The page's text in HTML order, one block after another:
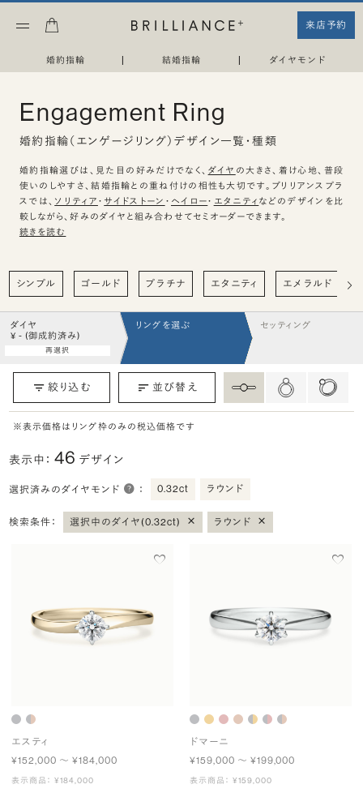
来店予約
婚約指輪 | 結婚指輪 | ダイヤモンド
Engagement Ring
婚約指輪（エンゲージリング）デザイン一覧・種類
婚約指輪選びは、見た目の好みだけでなく、 ダイヤ の大きさ、着け心地、普段
使いのしやすさ、結婚指輪との重ね付けの相性も大切です。ブリリアンスプラ
スでは、 ソリティア ・ サイドストーン ・ ヘイロー・ エタニティ などのデザインを比
較しながら、好みのダイヤと組み合わせてセミオーダーできます。
続きを読む
シンプル ゴールド プラチナ エタニティ エメラルド
ダイヤ
¥ - (御成約済み)
再選択
リングを選ぶ セッティング
絞り込む 並び替え
※表示価格はリング枠のみの税込価格です
表示中：46 デザイン
選択済みのダイヤモンド ： 0.32ct ラウンド
検索条件： 選択中のダイヤ(0.32ct) × ラウンド ×
エスティ
¥152,000 〜 ¥184,000
表示商品： ¥184,000
ドマーニ
¥159,000 〜 ¥199,000
表示商品： ¥159,000